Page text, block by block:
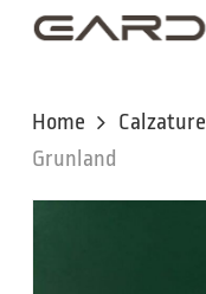
Skip
content
Home Calzature
Grunland